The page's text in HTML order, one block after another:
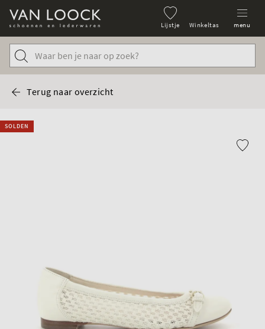
Lijstje Winkeltas menu
Terug naar overzicht
SOLDEN